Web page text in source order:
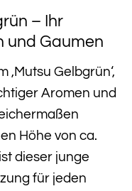
– Ihr
und Gaumen
Gelbgrün‘,
Aromen und
Höhe von ca.
dieser junge
für jeden